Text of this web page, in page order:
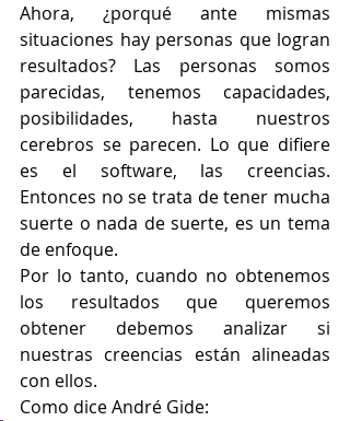
Ahora, ¿porqué ante mismas
situaciones hay personas que logran
resultados? Las personas somos
parecidas, tenemos capacidades,
posibilidades, hasta nuestros
cerebros se parecen. Lo que difiere
es el software, las creencias.
Entonces no se trata de tener mucha
suerte o nada de suerte, es un tema
de enfoque.
Por lo tanto, cuando no obtenemos
los resultados que queremos
obtener debemos analizar si
nuestras creencias están alineadas
con ellos.
Como dice André Gide: